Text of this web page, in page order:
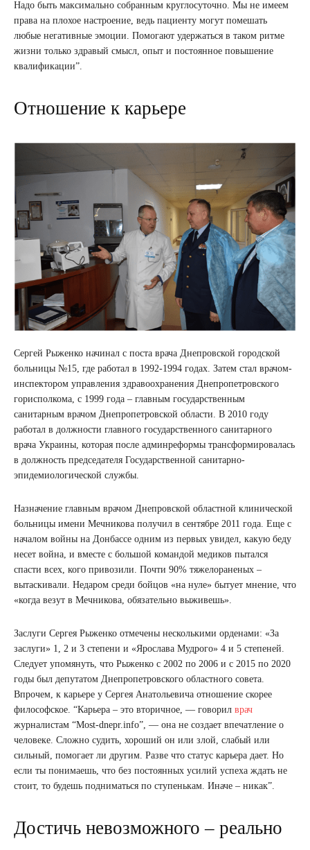
Надо быть максимально собранным круглосуточно. Мы не имеем
права на плохое настроение, ведь пациенту могут помешать
любые негативные эмоции. Помогают удержаться в таком ритме
жизни только здравый смысл, опыт и постоянное повышение
квалификации”.
Отношение к карьере
Сергей Рыженко начинал с поста врача Днепровской городской
больницы №15, где работал в 1992-1994 годах. Затем стал врачом-
инспектором управления здравоохранения Днепропетровского
горисполкома, с 1999 года – главным государственным
санитарным врачом Днепропетровской области. В 2010 году
работал в должности главного государственного санитарного
врача Украины, которая после админреформы трансформировалась
в должность председателя Государственной санитарно-
эпидемиологической службы.
Назначение главным врачом Днепровской областной клинической
больницы имени Мечникова получил в сентябре 2011 года. Еще с
началом войны на Донбассе одним из первых увидел, какую беду
несет война, и вместе с большой командой медиков пытался
спасти всех, кого привозили. Почти 90% тяжелораненых –
вытаскивали. Недаром среди бойцов «на нуле» бытует мнение, что
«когда везут в Мечникова, обязательно выживешь».
Заслуги Сергея Рыженко отмечены несколькими орденами: «За
заслуги» 1, 2 и 3 степени и «Ярослава Мудрого» 4 и 5 степеней.
Следует упомянуть, что Рыженко с 2002 по 2006 и с 2015 по 2020
годы был депутатом Днепропетровского областного совета.
Впрочем, к карьере у Сергея Анатольевича отношение скорее
философское. “Карьера – это вторичное, — говорил врач
журналистам “Most-dnepr.info”, — она не создает впечатление о
человеке. Сложно судить, хороший он или злой, слабый или
сильный, помогает ли другим. Разве что статус карьера дает. Но
если ты понимаешь, что без постоянных усилий успеха ждать не
стоит, то будешь подниматься по ступенькам. Иначе – никак”.
Достичь невозможного – реально